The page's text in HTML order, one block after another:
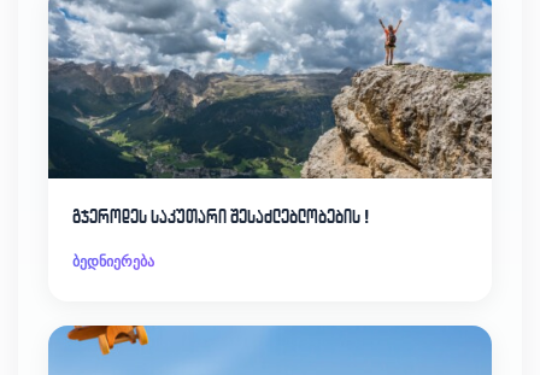
გჯეროდეს საკუთარი შესაძლებლობების !
ბედნიერება